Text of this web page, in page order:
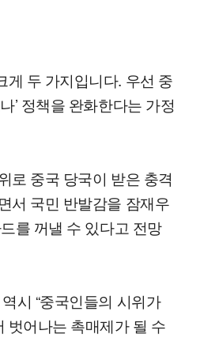
게 두 가지입니다. 우선 중
’ 정책을 완화한다는 가정
로 중국 당국이 받은 충격
서 국민 반발감을 잠재우
를 꺼낼 수 있다고 전망
시 “중국인들의 시위가
벗어나는 촉매제가 될 수